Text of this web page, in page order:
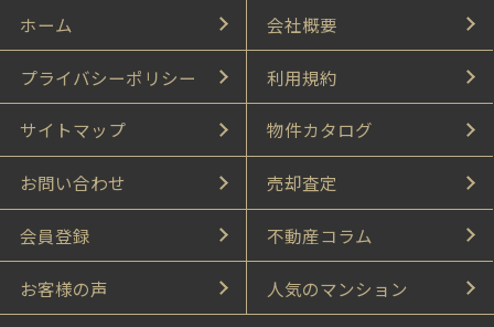
ホーム 会社概要
プライバシーポリシー 利用規約
サイトマップ 物件カタログ
お問い合わせ 売却査定
会員登録 不動産コラム
お客様の声 人気のマンション